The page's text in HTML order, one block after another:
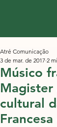
Músico
Magister
cultural
Atré Comunicação
3 de mar. de 2017 2